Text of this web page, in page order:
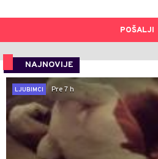
POŠALJI
NAJNOVIJE
LJUBIMCI
Pre 7 h